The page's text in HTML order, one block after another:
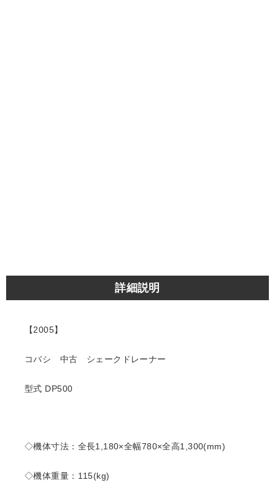
詳細説明
【2005】
コバシ 中古 シェークドレーナー
型式 DP500
◇機体寸法：全長1,180×全幅780×全高1,300(mm)
◇機体重量：115(kg)